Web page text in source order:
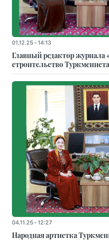
01.12.25 - 14:13
Главный редактор журнала
строительство
04.11.25 - 12:27
Народная артистка